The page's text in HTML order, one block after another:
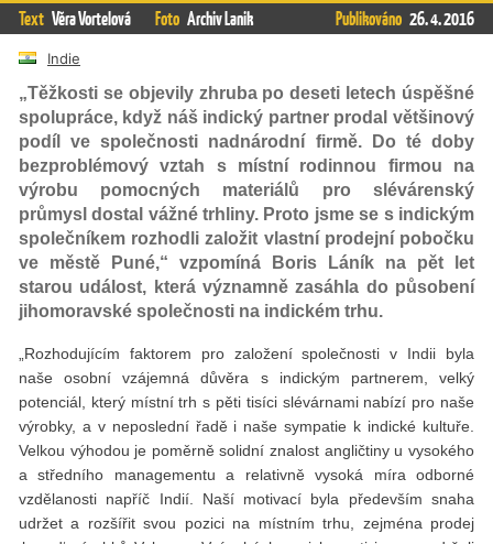
Text Věra Vortelová Foto Archiv Lanik Publikováno 26. 4. 2016
Indie
„Těžkosti se objevily zhruba po deseti letech úspěšné
spolupráce, když náš indický partner prodal většinový
podíl ve společnosti nadnárodní firmě. Do té doby
bezproblémový vztah s místní rodinnou firmou na
výrobu pomocných materiálů pro slévárenský
průmysl dostal vážné trhliny. Proto jsme se s indickým
společníkem rozhodli založit vlastní prodejní pobočku
ve městě Puné,“ vzpomíná Boris Láník na pět let
starou událost, která významně zasáhla do působení
jihomoravské společnosti na indickém trhu.
„Rozhodujícím faktorem pro založení společnosti v Indii byla
naše osobní vzájemná důvěra s indickým partnerem, velký
potenciál, který místní trh s pěti tisíci slévárnami nabízí pro naše
výrobky, a v neposlední řadě i naše sympatie k indické kultuře.
Velkou výhodou je poměrně solidní znalost angličtiny u vysokého
a středního managementu a relativně vysoká míra odborné
vzdělanosti napříč Indií. Naší motivací byla především snaha
udržet a rozšířit svou pozici na místním trhu, zejména prodej